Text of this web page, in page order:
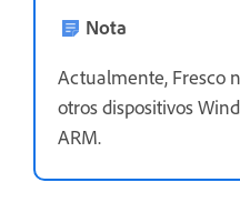
Nota
Actualmente, Fresco
otros dispositivos
ARM.